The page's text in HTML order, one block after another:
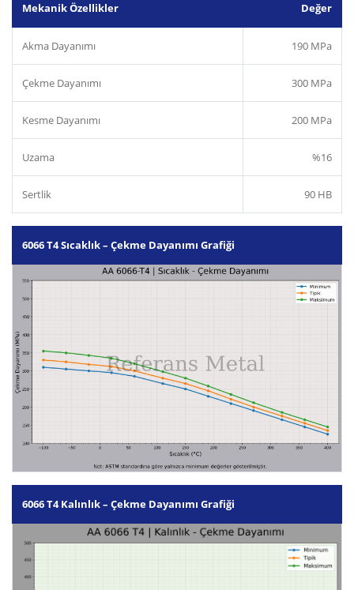
Mekanik Özellikler Değer
Akma Dayanımı 190 MPa
Çekme Dayanımı 300 MPa
Kesme Dayanımı 200 MPa
Uzama %16
Sertlik 90 HB
6066 T4 Sıcaklık – Çekme Dayanımı Grafiği
6066 T4 Kalınlık – Çekme Dayanımı Grafiği